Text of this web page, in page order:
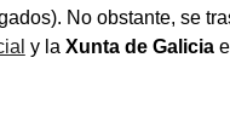
No obstante, se
y la Xunta de Galicia